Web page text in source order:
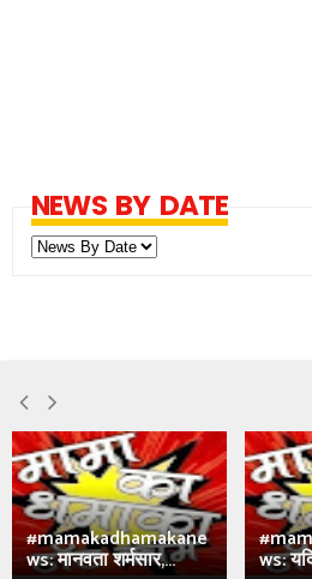
NEWS BY DATE
#mamakadhamakane
ws: मानवता शर्मसार,... ws: